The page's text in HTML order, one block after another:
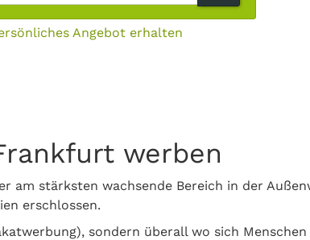
Angebot erhalten
werben
stärksten wachsende Bereich in der
erschlossen.
sondern überall wo sich